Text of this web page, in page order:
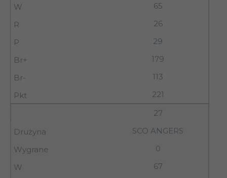
65
26
29
179
113
221
27
SCO ANGERS
0
67